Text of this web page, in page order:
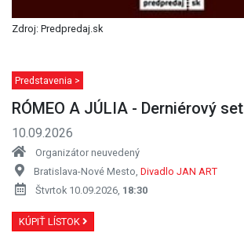
Zdroj: Predpredaj.sk
Predstavenia >
RÓMEO A JÚLIA - Derniérový set
10.09.2026
Organizátor neuvedený
Bratislava-Nové Mesto, Divadlo JAN ART
Štvrtok 10.09.2026, 18:30
KÚPIŤ LÍSTOK